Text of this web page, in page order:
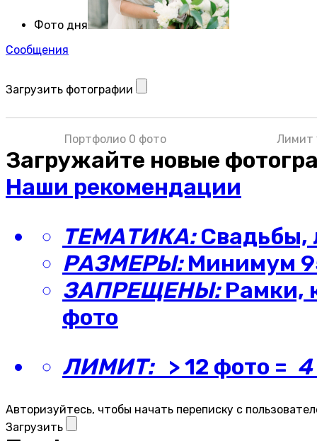
Фото дня
Сообщения
Загрузить фотографии
Портфолио 0 фото Лимит
Загружайте новые
Наши рекомендации
ТЕМАТИКА:Свадьбы,
РАЗМЕРЫ:Минимум
ЗАПРЕЩЕНЫ:Рамки,
фото
ЛИМИТ:> 12 фото = 4
Авторизуйтесь, чтобы начать переписку с
Загрузить